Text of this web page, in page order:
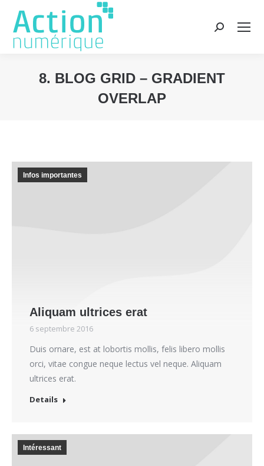
Recherche
8. BLOG GRID – GRADIENT
OVERLAP
Infos importantes
Aliquam ultrices erat
6 septembre 2016
Duis ornare, est at lobortis mollis, felis libero mollis
orci, vitae congue neque lectus vel neque. Aliquam
ultrices erat.
Details
Intéressant